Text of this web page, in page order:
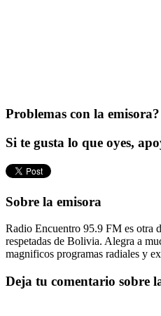
Problemas con la emisora?
Si te gusta lo que oyes,
Sobre la emisora
Radio Encuentro 95.9 FM es otra
respetadas de Bolivia. Alegra a
magnificos programas radiales y
Deja tu comentario sobre